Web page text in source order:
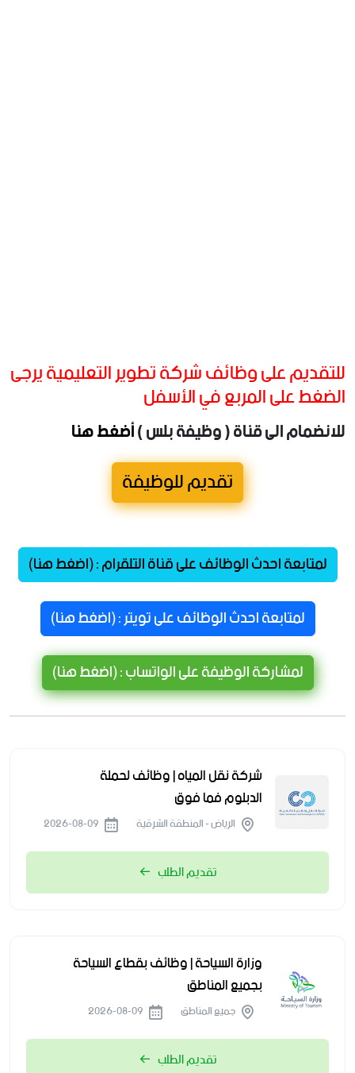
للتقديم على وظائف شركة تطوير التعليمية يرجى
الضغط على المربع في الأسفل
للانضمام الى قناة ( وظيفة بلس )أضغط هنا
تقديم للوظيفة
لمتابعة احدث الوظائف على قناة التلقرام : (اضغط هنا)
لمتابعة احدث الوظائف على تويتر : (اضغط هنا)
لمشاركة الوظيفة على الواتساب : (اضغط هنا)
شركة نقل المياه | وظائف لحملة
الدبلوم فما فوق
الرياض - المنطقة الشرقية
تقديم الطلب
وزارة السياحة | وظائف بقطاع السياحة
بجميع المناطق
جميع المناطق
تقديم الطلب